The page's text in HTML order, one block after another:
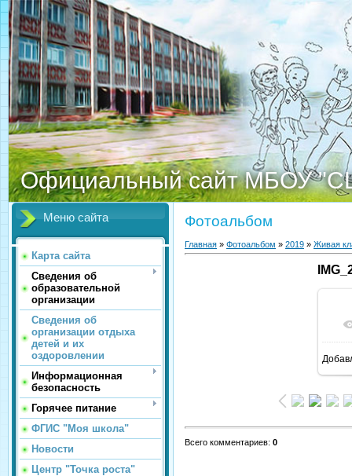
Официальный сайт МБОУ
Меню сайта
Карта сайта
Сведения об
образовательной
организации
Сведения об
организации отдыха
детей и их
оздоровлении
Информационная
безопасность
Горячее питание
ФГИС "Моя школа"
Новости
Центр "Точка роста"
Фотоальбом
Главная » Фотоальбом » 2019 » Живая
Всего комментариев: 0